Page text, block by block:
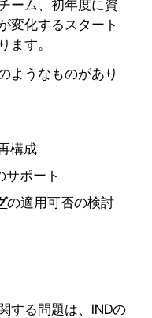
ーム、初年度に資
変化するスタート
ます。
ようなものがあり
構成
サポート
の適用可否の検討
する問題は、INDの